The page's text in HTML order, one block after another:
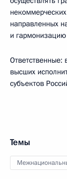
направленных
и
Ответственные:
высших
субъектов
Темы